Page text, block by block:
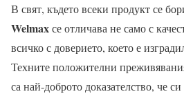
В свят, където всеки продукт се
Welmaxсе отличава не само с
всичко с доверието, което е
Техните положителни
са най-доброто доказателство, че